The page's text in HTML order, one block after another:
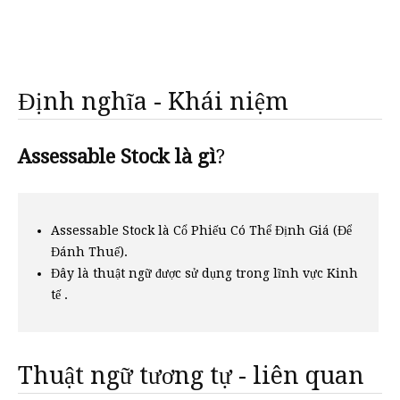
Định nghĩa - Khái niệm
Assessable Stock là gì?
Assessable Stock là Cổ Phiếu Có Thể Định Giá (Để
Đánh Thuế).
Đây là thuật ngữ được sử dụng trong lĩnh vực Kinh
tế .
Thuật ngữ tương tự - liên quan